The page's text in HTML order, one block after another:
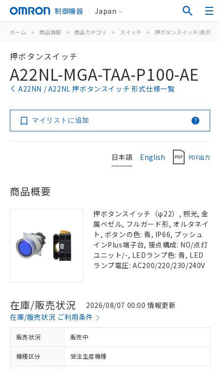
制御機器 Japan
ホーム > 商品情報 > 商品カテゴリ > スイッチ > 押ボタンスイッチ/表示灯
押ボタンスイッチ
A22NL-MGA-TAA-P100-AE
A22NN / A22NL 押ボタンスイッチ 形式仕様一覧
マイリストに追加
日本語 English PDF出力
商品概要
押ボタンスイッチ（φ22）, 照光, 金
属ベゼル, フルガード形, オルタネイ
ト, ボタンの色: 青, IP66, プッシュ
インPlus端子台, 接点構成: NO/点灯
ユニット/-, LEDランプ色: 青, LED
ランプ電圧: AC200/220/230/240V
在庫/販売状況
2026/08/07 00:00 情報更新
在庫/販売状況 ご利用条件
販売状況 販売中
機種区分 受注生産機種